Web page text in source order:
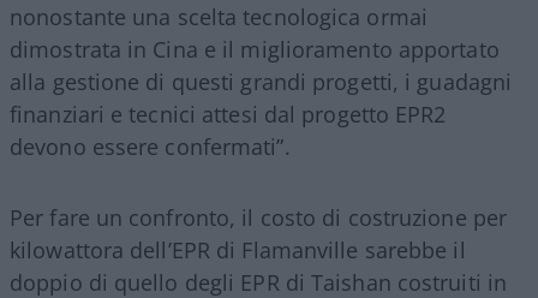
nonostante una scelta tecnologica ormai
dimostrata in Cina e il miglioramento apportato
alla gestione di questi grandi progetti, i guadagni
finanziari e tecnici attesi dal progetto EPR2
devono essere confermati”.
Per fare un confronto, il costo di costruzione per
kilowattora dell’EPR di Flamanville sarebbe il
doppio di quello degli EPR di Taishan costruiti in